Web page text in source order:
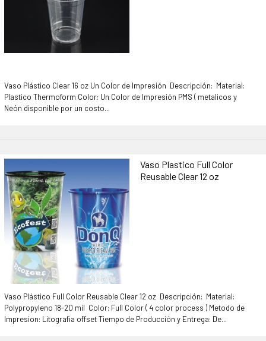
Vaso Plástico Clear 16 oz Un Color de Impresión Descripción: Material:
Plastico Thermoform Color: Un Color de Impresión PMS ( metalicos y
Neón disponible por un costo...
Vaso Plastico Full Color
Reusable Clear 12 oz
Vaso Plástico Full Color Reusable Clear 12 oz Descripción: Material:
Polypropyleno 18-20 mil Color: Full Color ( 4 color process ) Metodo de
Impresion: Litografia offset Tiempo de Producción y Entrega: De...